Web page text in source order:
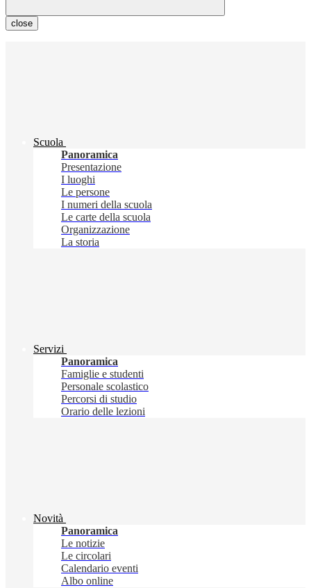
close
Scuola
Panoramica
Presentazione
I luoghi
Le persone
I numeri della scuola
Le carte della scuola
Organizzazione
La storia
Servizi
Panoramica
Famiglie e studenti
Personale scolastico
Percorsi di studio
Orario delle lezioni
Novità
Panoramica
Le notizie
Le circolari
Calendario eventi
Albo online